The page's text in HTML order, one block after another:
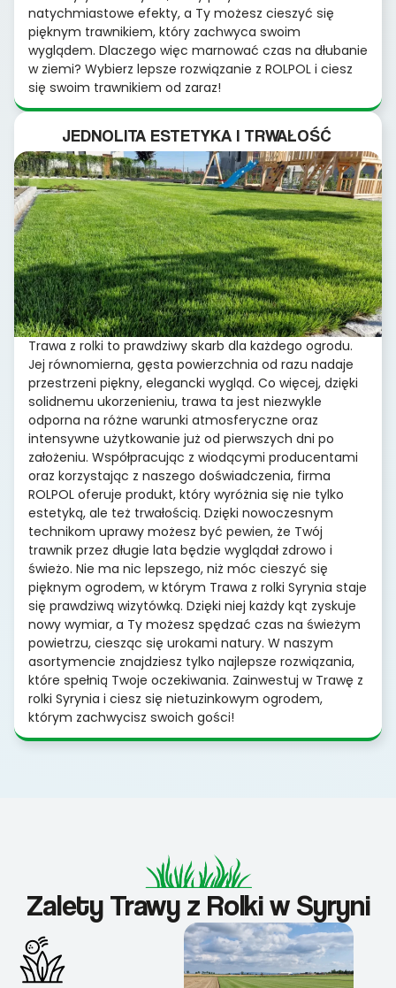
natychmiastowe efekty, a Ty możesz cieszyć się
pięknym trawnikiem, który zachwyca swoim
wyglądem. Dlaczego więc marnować czas na dłubanie
w ziemi? Wybierz lepsze rozwiązanie z ROLPOL i ciesz
się swoim trawnikiem od zaraz!
JEDNOLITA ESTETYKA I TRWAŁOŚĆ
Trawa z rolki to prawdziwy skarb dla każdego ogrodu.
Jej równomierna, gęsta powierzchnia od razu nadaje
przestrzeni piękny, elegancki wygląd. Co więcej, dzięki
solidnemu ukorzenieniu, trawa ta jest niezwykle
odporna na różne warunki atmosferyczne oraz
intensywne użytkowanie już od pierwszych dni po
założeniu. Współpracując z wiodącymi producentami
oraz korzystając z naszego doświadczenia, firma
ROLPOL oferuje produkt, który wyróżnia się nie tylko
estetyką, ale też trwałością. Dzięki nowoczesnym
technikom uprawy możesz być pewien, że Twój
trawnik przez długie lata będzie wyglądał zdrowo i
świeżo. Nie ma nic lepszego, niż móc cieszyć się
pięknym ogrodem, w którym Trawa z rolki Syrynia staje
się prawdziwą wizytówką. Dzięki niej każdy kąt zyskuje
nowy wymiar, a Ty możesz spędzać czas na świeżym
powietrzu, ciesząc się urokami natury. W naszym
asortymencie znajdziesz tylko najlepsze rozwiązania,
które spełnią Twoje oczekiwania. Zainwestuj w Trawę z
rolki Syrynia i ciesz się nietuzinkowym ogrodem,
którym zachwycisz swoich gości!
Zalety Trawy z Rolki w Syryni